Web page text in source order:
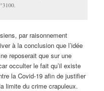
par raisonnement
à la conclusion que l’idée
ne reposerait que sur une
occulter le fait qu’il existe
la Covid-19 afin de justifier
limite du crime crapuleux.